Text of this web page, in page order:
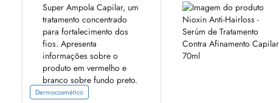
Dermocosmético